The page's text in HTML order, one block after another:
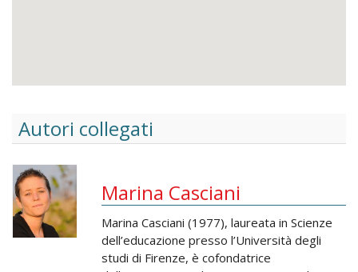
Autori collegati
Marina Casciani
Marina Casciani (1977), laureata in Scienze
dell’educazione presso l’Università degli
studi di Firenze, è cofondatrice